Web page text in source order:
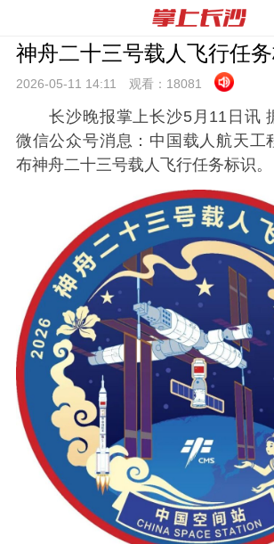
神舟二十三号载人飞行任
2026-05-11 14:11 观看： 18081
长沙晚报掌上长沙5月11日讯
微信公众号消息：中国载人航天工
布神舟二十三号载人飞行任务标识。